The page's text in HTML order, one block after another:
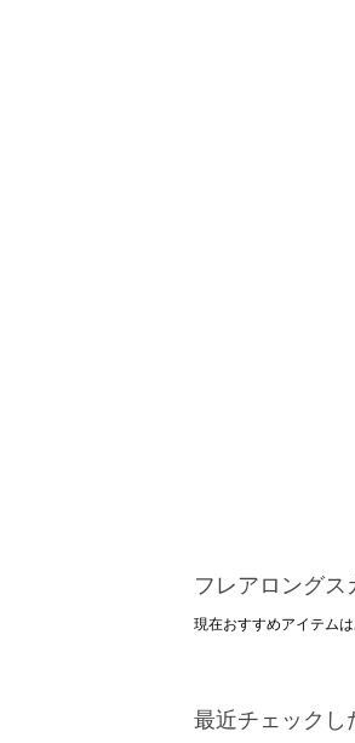
フレアロング
現在おすすめアイテムは
最近チェックし